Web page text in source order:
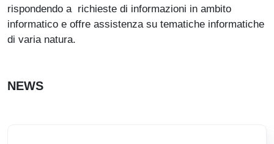
rispondendo a richieste di informazioni in ambito
informatico e offre assistenza su tematiche informatiche
di varia natura.
NEWS